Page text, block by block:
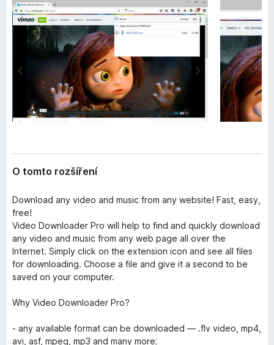
r
e
f
x
O tomto rozšíření
Download any video and music from any website! Fast, easy,
free!
Video Downloader Pro will help to find and quickly download
any video and music from any web page all over the
Internet. Simply click on the extension icon and see all files
for downloading. Choose a file and give it a second to be
saved on your computer.
Why Video Downloader Pro?
- any available format can be downloaded — .flv video, mp4,
avi, asf, mpeg, mp3 and many more;